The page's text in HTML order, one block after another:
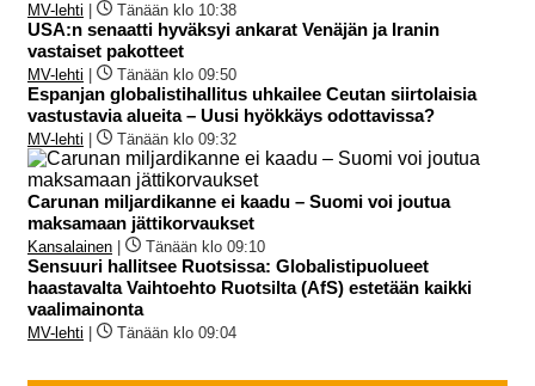
MV-lehti Tänään klo 10:38
USA:n senaatti hyväksyi ankarat Venäjän ja Iranin
vastaiset pakotteet
MV-lehti Tänään klo 09:50
Espanjan globalistihallitus uhkailee Ceutan siirtolaisia
vastustavia alueita – Uusi hyökkäys odottavissa?
MV-lehti Tänään klo 09:32
Carunan miljardikanne ei kaadu – Suomi voi joutua
maksamaan jättikorvaukset
Kansalainen Tänään klo 09:10
Sensuuri hallitsee Ruotsissa: Globalistipuolueet
haastavalta Vaihtoehto Ruotsilta (AfS) estetään kaikki
vaalimainonta
MV-lehti Tänään klo 09:04